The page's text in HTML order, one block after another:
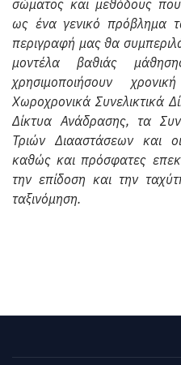
σώματος και μεθόδους
ως ένα γενικό πρόβλημα
περιγραφή μας θα
μοντέλα βαθιάς
χρησιμοποιήσουν
Χωροχρονικά Συνελικτικά
Δίκτυα Ανάδρασης, τα
Τριών Διααστάσεων και
καθώς και πρόσφατες
την επίδοση και την
ταξινόμηση.